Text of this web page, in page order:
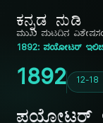
ಕನ್ನಡ ನುಡಿ
ಮುಖ ಪುಟದಿನ ವಿಶೇಷ
1892: ಪಯೋಟರ್ ಇಲಿಚ್
1892 12-18